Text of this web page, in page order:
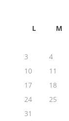
L M
3
4
10
11
17
18
24
25
31